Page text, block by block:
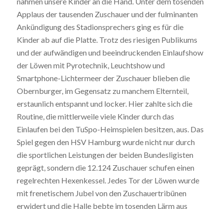
Applaus der tausenden Zuschauer und der fulminanten
Ankündigung des Stadionsprechers ging es für die
Kinder ab auf die Platte. Trotz des riesigen Publikums
und der aufwändigen und beeindruckenden Einlaufshow
der Löwen mit Pyrotechnik, Leuchtshow und
Smartphone-Lichtermeer der Zuschauer blieben die
Obernburger, im Gegensatz zu manchem Elternteil,
erstaunlich entspannt und locker. Hier zahlte sich die
Routine, die mittlerweile viele Kinder durch das
Einlaufen bei den TuSpo-Heimspielen besitzen, aus. Das
Spiel gegen den HSV Hamburg wurde nicht nur durch
die sportlichen Leistungen der beiden Bundesligisten
geprägt, sondern die 12.124 Zuschauer schufen einen
regelrechten Hexenkessel. Jedes Tor der Löwen wurde
mit frenetischem Jubel von den Zuschauertribünen
erwidert und die Halle bebte im tosenden Lärm aus